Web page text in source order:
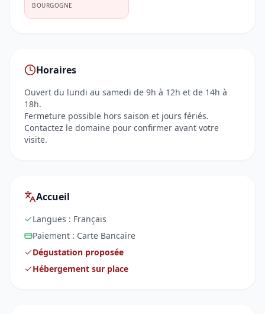
BOURGOGNE
Horaires
Ouvert du lundi au samedi de 9h à 12h et de 14h à
18h.
Fermeture possible hors saison et jours fériés.
Contactez le domaine pour confirmer avant votre
visite.
Accueil
Langues : Français
Paiement : Carte Bancaire
Dégustation proposée
Hébergement sur place